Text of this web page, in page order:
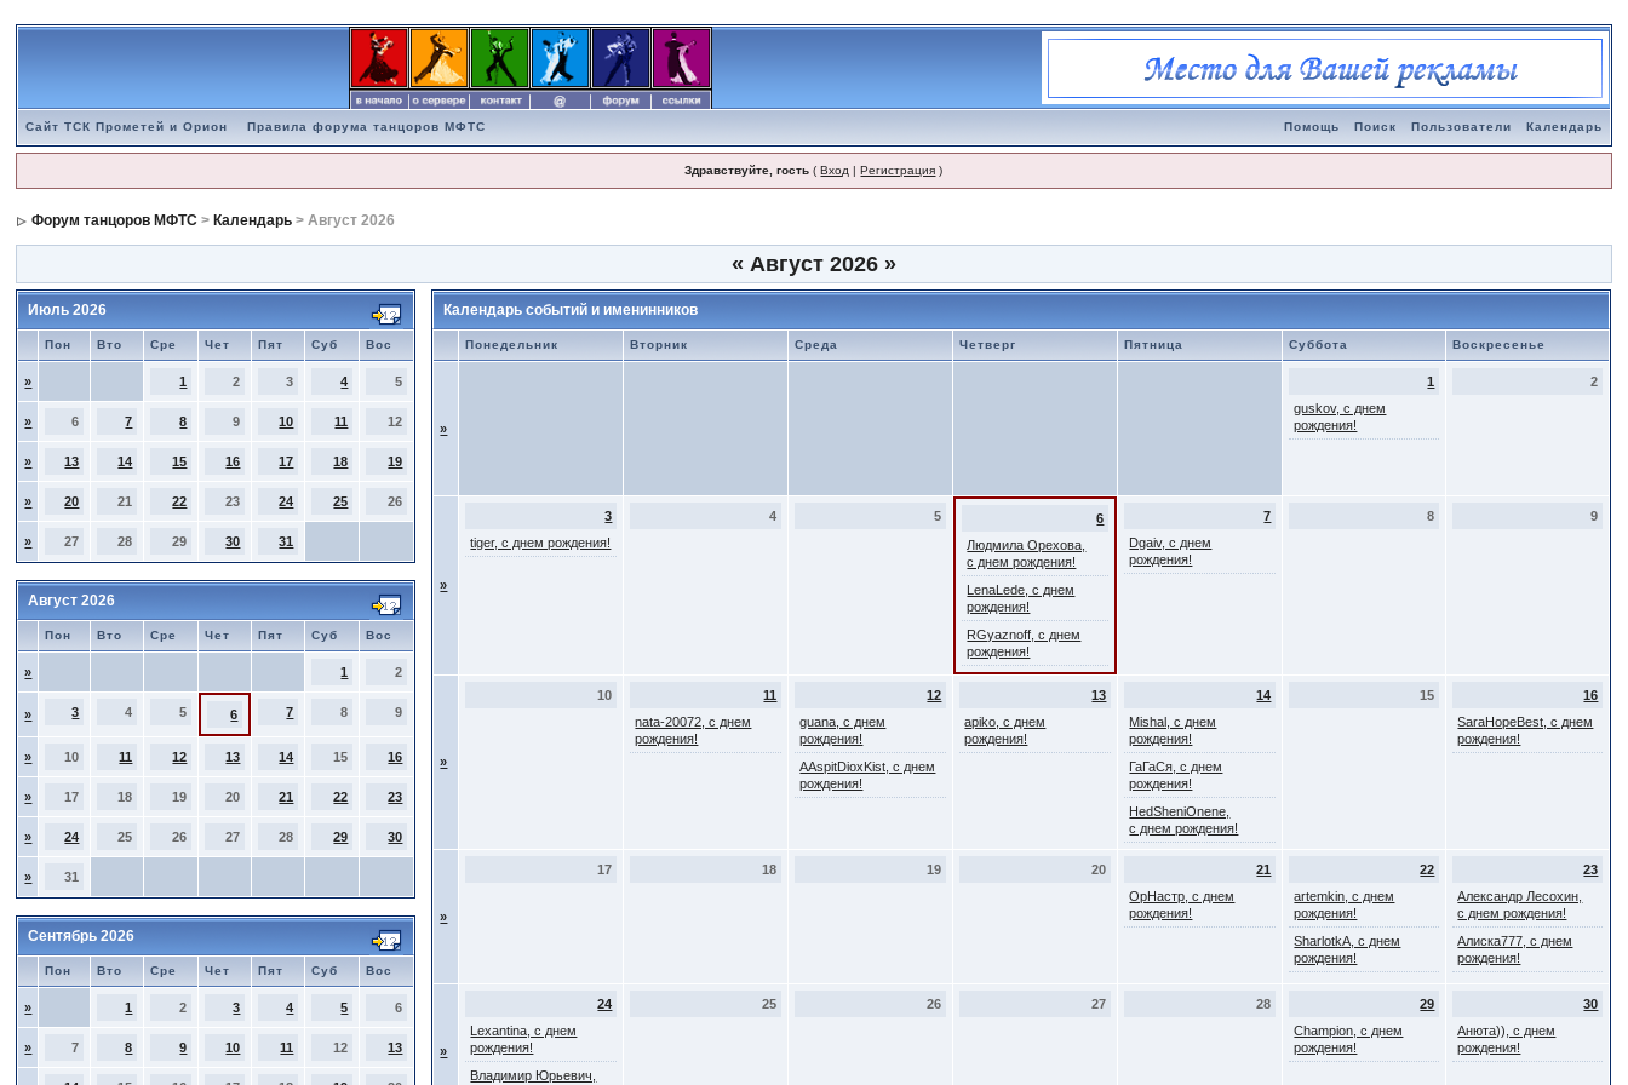
Сайт ТСК Прометей и Орион Правила форума танцоров МФТС Помощь Поиск Пользователи Календарь
Здравствуйте, гость (Вход |Регистрация )
Форум танцоров МФТС > Календарь > Август 2026
« Август 2026 »
Июль 2026
Пон Вто Сре Чет Пят Суб Вос
» 1 2 3 4 5
» 6 7 8 9 10 11 12
» 13 14 15 16 17 18 19
» 20 21 22 23 24 25 26
» 27 28 29 30 31
Август 2026
Пон Вто Сре Чет Пят Суб Вос
» 1 2
» 3 4 5 6 7 8 9
» 10 11 12 13 14 15 16
» 17 18 19 20 21 22 23
» 24 25 26 27 28 29 30
» 31
Сентябрь 2026
Пон Вто Сре Чет Пят Суб Вос
» 1 2 3 4 5 6
» 7 8 9 10 11 12 13
Календарь событий и именинников
Понедельник Вторник Среда Четверг Пятница Суббота Воскресенье
»
1
guskov, с днем
рождения!
2
»
3
tiger, с днем рождения!
4 5
6
Людмила Орехова,
с днем рождения!
LenaLede, с днем
рождения!
RGyaznoff, с днем
рождения!
7
Dgaiv, с днем
рождения!
8 9
»
10
11
nata-20072, с днем
рождения!
12
guana, с днем
рождения!
AAspitDioxKist, с днем
рождения!
13
apiko, с днем
рождения!
14
Mishal, с днем
рождения!
ГаГаСя, с днем
рождения!
HedSheniOnene,
с днем рождения!
15
16
SaraHopeBest, с днем
рождения!
»
17 18 19 20
21
ОрНастр, с днем
рождения!
22
artemkin, с днем
рождения!
SharlotkA, с днем
рождения!
23
Александр Лесохин,
с днем рождения!
Алиска777, с днем
рождения!
»
24
Lexantina, с днем
рождения!
Владимир Юрьевич,
25 26 27 28
29
Champion, с днем
рождения!
30
Анюта)), с днем
рождения!